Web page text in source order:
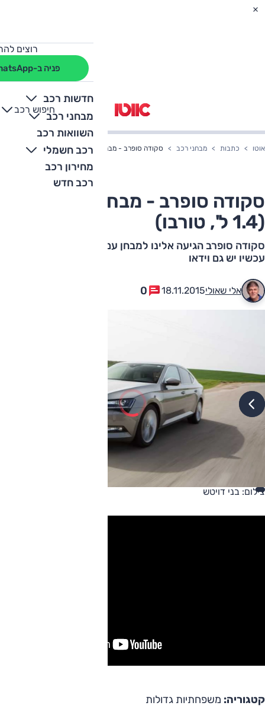
רוצים
פניה ב-WhatsApp
חדשות רכב
מבחני רכב
השוואות רכב
רכב חשמלי
מחירון רכב
רכב חדש
חיפוש רכב
+
-
אוטו כתבות מבחני רכב סקודה סופרב - מבחן דרכים וידאו (1.4 ל', טורבו)
סקודה סופרב - מבחן דרכים וידאו
(1.4 ל', טורבו)
עכשיו יש גם וידאו
אלי שאולי18.11.2015
0
צילום: בני דויטש
קטגוריה: משפחתיות גדולות